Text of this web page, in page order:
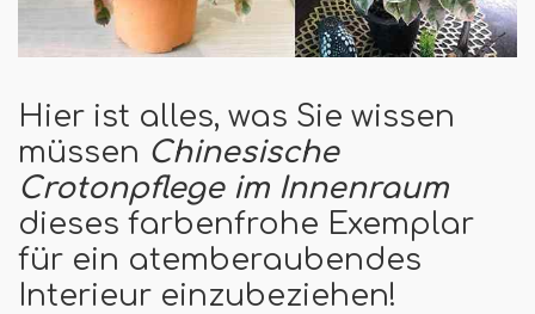
Hier ist alles, was Sie wissen
müssen Chinesische
Crotonpflege im Innenraum
dieses farbenfrohe Exemplar
für ein atemberaubendes
Interieur einzubeziehen!